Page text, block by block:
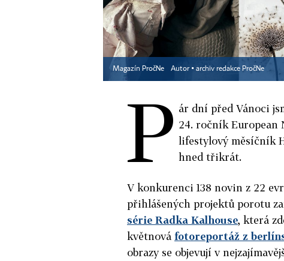
Magazín PročNe Autor ▪ archiv redakce PročNe
P ár dní před Vánoci
24. ročník European
lifestylový měsíčník
hned třikrát.
V konkurenci 138 novin z 22
přihlášených projektů porotu
série Radka Kalhouse, která
květnová fotoreportáž z
obrazy se objevují v